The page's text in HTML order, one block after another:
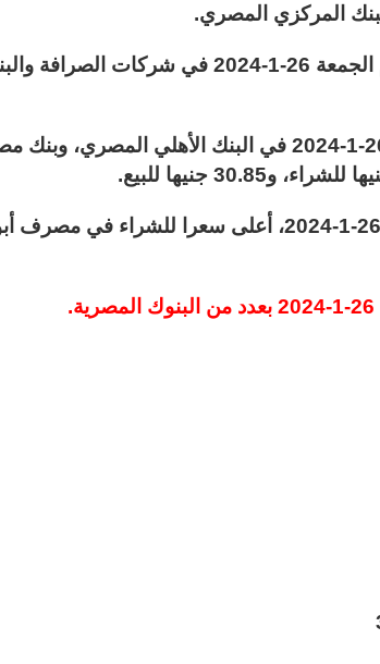
فيما بلغ متوسط سعر الدولار في مصر اليوم الجمعة 26-1-2024 في
وسجل سعر الدولار في مصر اليوم الجمعة 26-1-2024 في البنك الأهلي
فيما بلغ سعر الدولار في مصر اليوم الجمعة 26-1-2024، أعلى سعرا للشراء